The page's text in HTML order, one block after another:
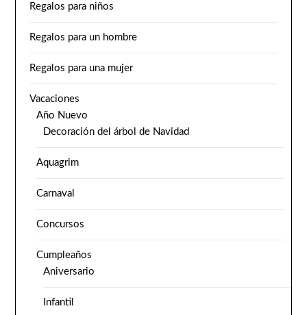
Regalos para niños
Regalos para un hombre
Regalos para una mujer
Vacaciones
Año Nuevo
Decoración del árbol de Navidad
Aquagrim
Carnaval
Concursos
Cumpleaños
Aniversario
Infantil